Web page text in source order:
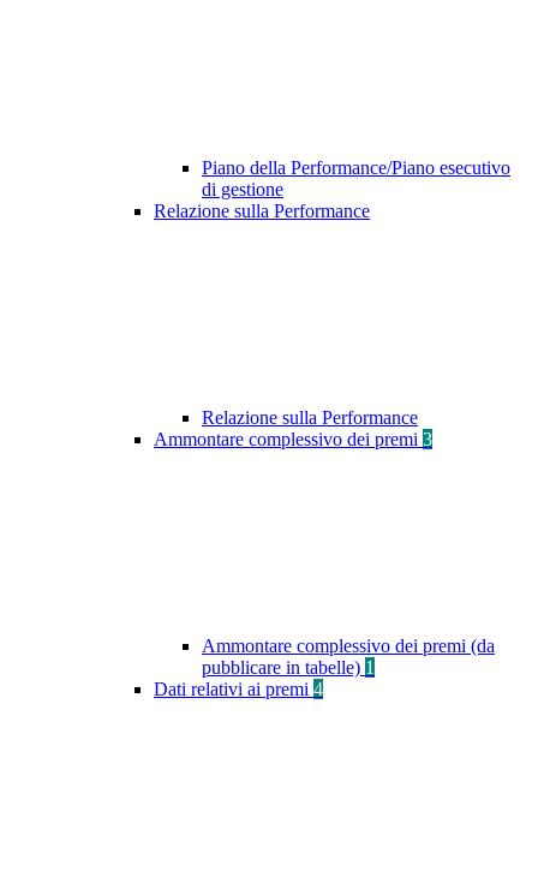
Piano della Performance/Piano esecutivo
di gestione
Relazione sulla Performance
Relazione sulla Performance
Ammontare complessivo dei premi 3
Ammontare complessivo dei premi (da
pubblicare in tabelle) 1
Dati relativi ai premi 4